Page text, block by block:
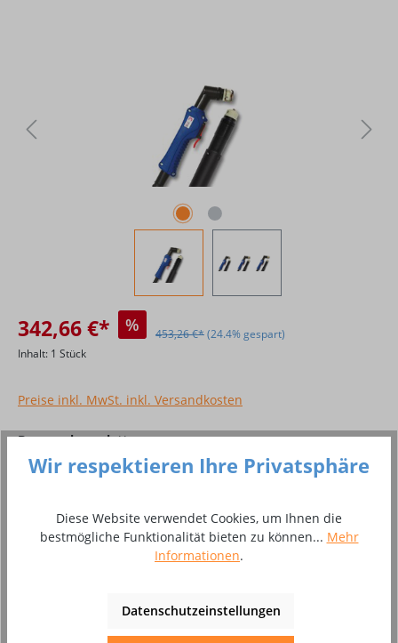
342,66 €* % 453,26 €*(24.4% gespart)
Inhalt: 1 Stück
Preise inkl. MwSt. inkl. Versandkosten
Brenner komplettauswählen
Einzelanschluss G 1/4"
Zentralanschluss
Produkt Anzahl: Gib den gewünschten
In den Warenkorb
Zum Merkzettel hinzufügen
Produktnummer:8002329
Wir respektieren Ihre Privatsphäre
Diese Website verwendet Cookies, um Ihnen die
bestmögliche Funktionalität bieten zu können... Mehr
Informationen.
Datenschutzeinstellungen